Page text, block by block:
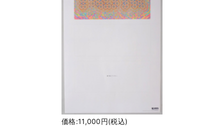
価格:11,000円(税込)